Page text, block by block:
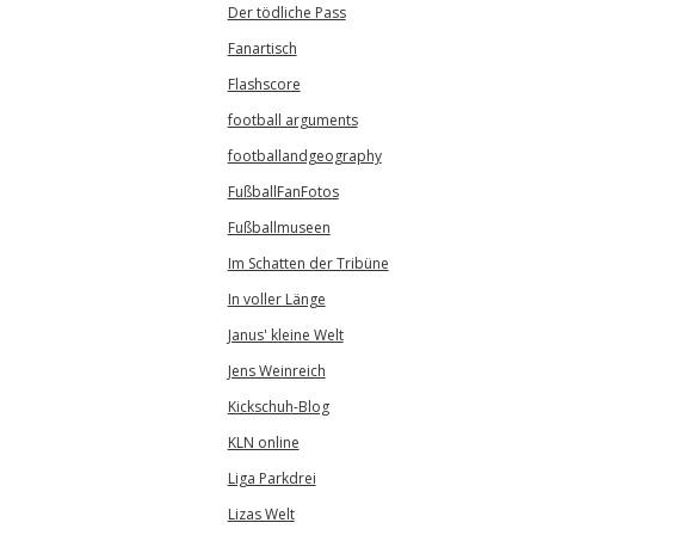
Der tödliche Pass
Fanartisch
Flashscore
football arguments
footballandgeography
FußballFanFotos
Fußballmuseen
Im Schatten der Tribüne
In voller Länge
Janus' kleine Welt
Jens Weinreich
Kickschuh-Blog
KLN online
Liga Parkdrei
Lizas Welt